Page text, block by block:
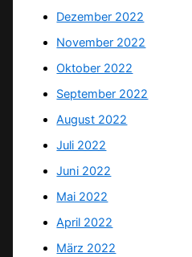
Dezember 2022
November 2022
Oktober 2022
September 2022
August 2022
Juli 2022
Juni 2022
Mai 2022
April 2022
März 2022